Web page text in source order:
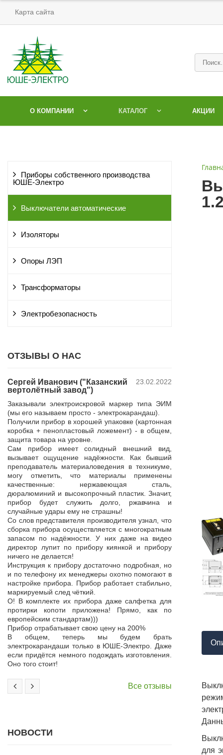
Карта сайта
О КОМПАНИИ КАТАЛОГ АКЦИИ
Приборы собственного производства
ЮШЕ-Электро
Выключатели автоматические
Изоляторы
Опоры ЛЭП
Трансформаторы
Электробезопасность
ОТЗЫВЫ О НАС
Сергей Иванович ("Казанский
вертолётный завод")
23.02.2022
Заказывали электроискровой маркер типа ЭИМ
(мы его называем просто - электрокарандаш).
Получили прибор в хорошей упаковке (картонная
коробка + пенопластовый ложемент) - в общем,
защита товара на уровне.
Сам прибор имеет солидный внешний вид,
вызывает ощущение надёжности. Как бывший
преподаватель материаловедения в техникуме,
могу отметить, что материалы применены
качественные: нержавеющая сталь,
дюралюминий и высокопрочный пластик. Значит,
прибор будет служить долго, ржавчина и
случайные удары ему не страшны!
Со слов представителя производителя узнал, что
сборка прибора осуществляется с многократным
запасом по надёжности. У них даже на видео
директор лупит по прибору киянкой и прибору
ничего не делается!
Инструкция к прибору достаточно подробная, но
и по телефону их менеджеры охотно помогают в
настройке прибора. Прибор работает стабильно,
маркируемый след чёткий.
О! В комплекте их прибора даже салфетка для
протирки копоти приложена! Прямо, как по
европейским стандартам)))
Прибор отрабатывает свою цену на 200%
В общем, теперь мы будем брать
электрокарандаши только в ЮШЕ-Электро. Даже
если придётся немного подождать изготовления.
Оно того стоит!
Владимир
Компания
110 кВ для
Продукция
Наоборот,
качества,
На
впервые
Приятно
поставщиком!
Все отзывы
НОВОСТИ
для